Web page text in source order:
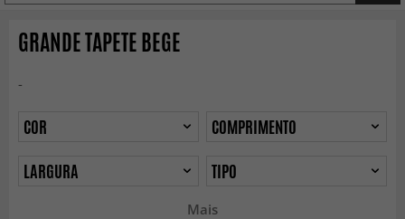
ADICIONADO
GRANDE TAPETE BEGE
-
Mais
COR
COMPRIMENTO
LARGURA
TIPO